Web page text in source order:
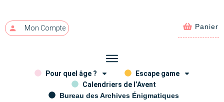
Mon Compte Panier
Pour quel âge ?
Escape game
Calendriers de l’Avent
Bureau des Archives Énigmatiques